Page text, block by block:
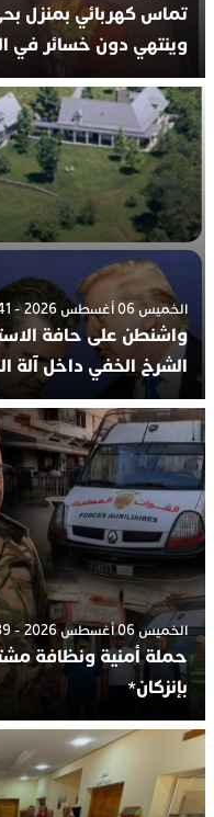
تماس كهربائي بمنزل
وينتهي دون خسائر في
الخميس 06 أغسطس 2026 - 6:41
واشنطن على حافة
الشرخ الخفي داخل آلة
الخميس 06 أغسطس 2026 - 6:39
حملة أمنية ونظافة
بإنزكان*